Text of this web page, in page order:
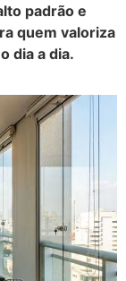
padrão e
quem valoriza
dia a dia.